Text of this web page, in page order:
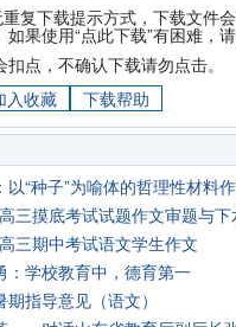
复下载提示方式，下载文件
果使用“点此下载”有困难，请
点，不确认下载请勿点击。
入收藏 下载帮助
“种子”为喻体的哲理性材料
三摸底考试试题作文审题与下
三期中考试语文学生作文
：学校教育中，德育第一
指导意见（语文）